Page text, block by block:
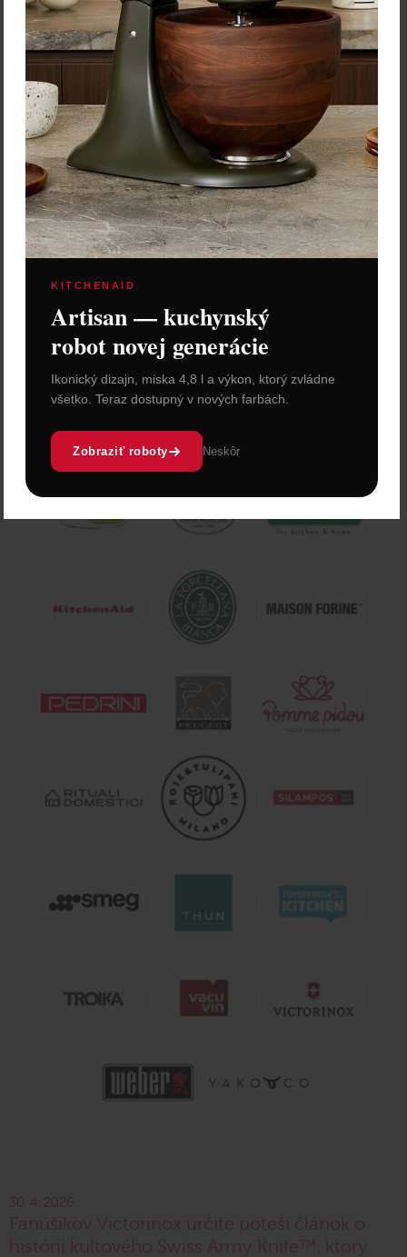
SMEG Chladnička Minibar
FAB5RSV3 strieborná
Cena: 993,30 €s DPH
Na objednávku
Vložiť do košíka
30. 4. 2026
Fanúšikov Victorinox určite poteší článok o
histórii kultového Swiss Army Knife™, ktorý
KITCHENAID
Artisan — kuchynský
robot novej generácie
Ikonický dizajn, miska 4,8 l a výkon, ktorý zvládne
všetko. Teraz dostupný v nových farbách.
Zobraziť roboty Neskôr